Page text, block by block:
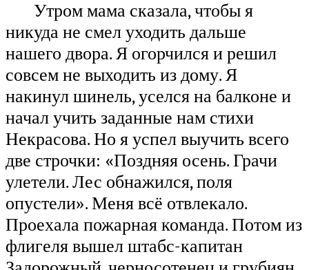
Утром мама сказала, чтобы я
никуда не смел уходить дальше
нашего двора. Я огорчился и решил
совсем не выходить из дому. Я
накинул шинель, уселся на балконе и
начал учить заданные нам стихи
Некрасова. Но я успел выучить всего
две строчки: «Поздняя осень. Грачи
улетели. Лес обнажился, поля
опустели». Меня всё отвлекало.
Проехала пожарная команда. Потом из
флигеля вышел штабс-капитан